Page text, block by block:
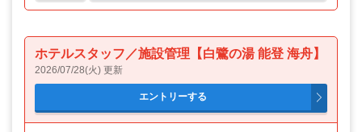
ホテルスタッフ／施設管理【白鷺の湯 能登 海舟】
2026/07/28(火) 更新